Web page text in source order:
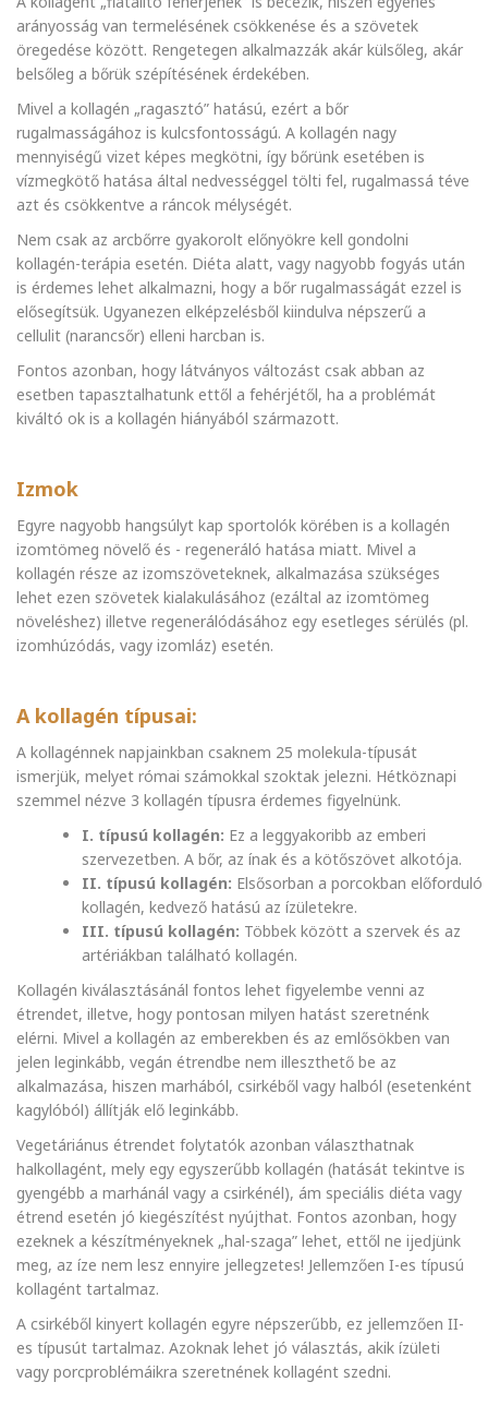
arányosság van termelésének csökkenése és a szövetek
öregedése között. Rengetegen alkalmazzák akár külsőleg, akár
belsőleg a bőrük szépítésének érdekében.
Mivel a kollagén „ragasztó” hatású, ezért a bőr
rugalmasságához is kulcsfontosságú. A kollagén nagy
mennyiségű vizet képes megkötni, így bőrünk esetében is
vízmegkötő hatása által nedvességgel tölti fel, rugalmassá téve
azt és csökkentve a ráncok mélységét.
Nem csak az arcbőrre gyakorolt előnyökre kell gondolni
kollagén-terápia esetén. Diéta alatt, vagy nagyobb fogyás után
is érdemes lehet alkalmazni, hogy a bőr rugalmasságát ezzel is
elősegítsük. Ugyanezen elképzelésből kiindulva népszerű a
cellulit (narancsőr) elleni harcban is.
Fontos azonban, hogy látványos változást csak abban az
esetben tapasztalhatunk ettől a fehérjétől, ha a problémát
kiváltó ok is a kollagén hiányából származott.
Izmok
Egyre nagyobb hangsúlyt kap sportolók körében is a kollagén
izomtömeg növelő és - regeneráló hatása miatt. Mivel a
kollagén része az izomszöveteknek, alkalmazása szükséges
lehet ezen szövetek kialakulásához (ezáltal az izomtömeg
növeléshez) illetve regenerálódásához egy esetleges sérülés (pl.
izomhúzódás, vagy izomláz) esetén.
A kollagén típusai:
A kollagénnek napjainkban csaknem 25 molekula-típusát
ismerjük, melyet római számokkal szoktak jelezni. Hétköznapi
szemmel nézve 3 kollagén típusra érdemes figyelnünk.
I. típusú kollagén: Ez a leggyakoribb az emberi
szervezetben. A bőr, az ínak és a kötőszövet alkotója.
II. típusú kollagén: Elsősorban a porcokban előforduló
kollagén, kedvező hatású az ízületekre.
III. típusú kollagén: Többek között a szervek és az
artériákban található kollagén.
Kollagén kiválasztásánál fontos lehet figyelembe venni az
étrendet, illetve, hogy pontosan milyen hatást szeretnénk
elérni. Mivel a kollagén az emberekben és az emlősökben van
jelen leginkább, vegán étrendbe nem illeszthető be az
alkalmazása, hiszen marhából, csirkéből vagy halból (esetenként
kagylóból) állítják elő leginkább.
Vegetáriánus étrendet folytatók azonban választhatnak
halkollagént, mely egy egyszerűbb kollagén (hatását tekintve is
gyengébb a marhánál vagy a csirkénél), ám speciális diéta vagy
étrend esetén jó kiegészítést nyújthat. Fontos azonban, hogy
ezeknek a készítményeknek „hal-szaga” lehet, ettől ne ijedjünk
meg, az íze nem lesz ennyire jellegzetes! Jellemzően I-es típusú
kollagént tartalmaz.
A csirkéből kinyert kollagén egyre népszerűbb, ez jellemzően II-
es típusút tartalmaz. Azoknak lehet jó választás, akik ízületi
vagy porcproblémáikra szeretnének kollagént szedni.